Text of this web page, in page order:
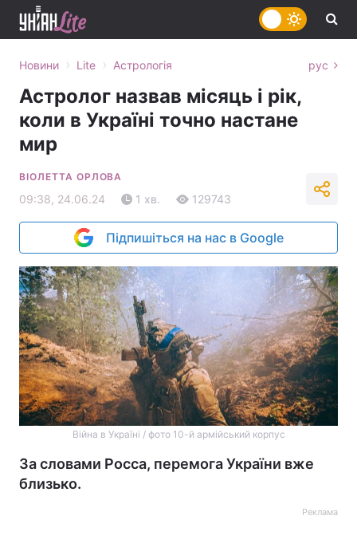
Новини › Lite › Астрологія рус
Астролог назвав місяць і рік,
коли в Україні точно настане
мир
ВІОЛЕТТА ОРЛОВА
09:38, 24.06.24 1 хв. 129743
Підпишіться на нас в Google
Війна в Україні / фото 10-й армійський корпус
За словами Росса, перемога України вже
близько.
Реклама